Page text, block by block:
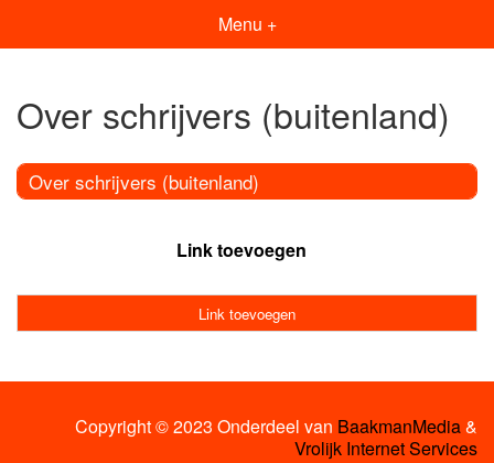
Menu +
Over schrijvers (buitenland)
Over schrijvers (buitenland)
Link toevoegen
Link toevoegen
Copyright © 2023 Onderdeel van BaakmanMedia&
Vrolijk Internet Services